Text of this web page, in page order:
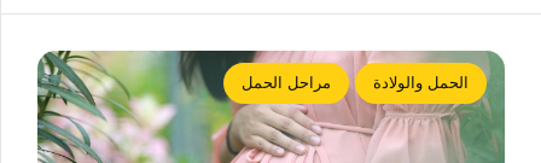
الحمل والولادة مراحل الحمل